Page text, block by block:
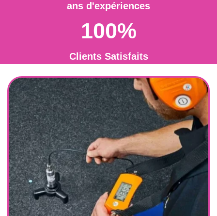
ans d'expériences
100%
Clients Satisfaits